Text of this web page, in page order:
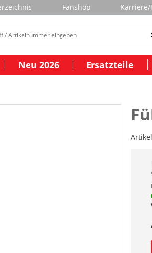
Fanshop Karriere/
Neu 2026 Ersatzteile